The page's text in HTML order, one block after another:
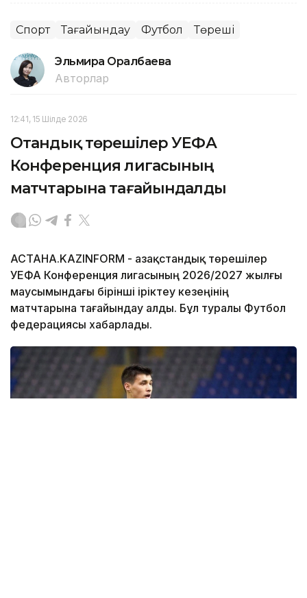
Спорт Тағайындау Футбол Төреші
Эльмира Оралбаева
Авторлар
12:41, 15 Шілде 2026
Отандық төрешілер УЕФА
Конференция лигасының
матчтарына тағайындалды
АСТАНА.KAZINFORM - Қазақстандық төрешілер
УЕФА Конференция лигасының 2026/2027 жылғы
маусымындағы бірінші іріктеу кезеңінің
матчтарына тағайындау алды. Бұл туралы Футбол
федерациясы хабарлады.